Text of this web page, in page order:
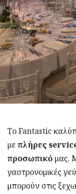
Το Fantastic
μεπλήρες
προσωπικό μας.
γαστρονομικές
μπορούν στις